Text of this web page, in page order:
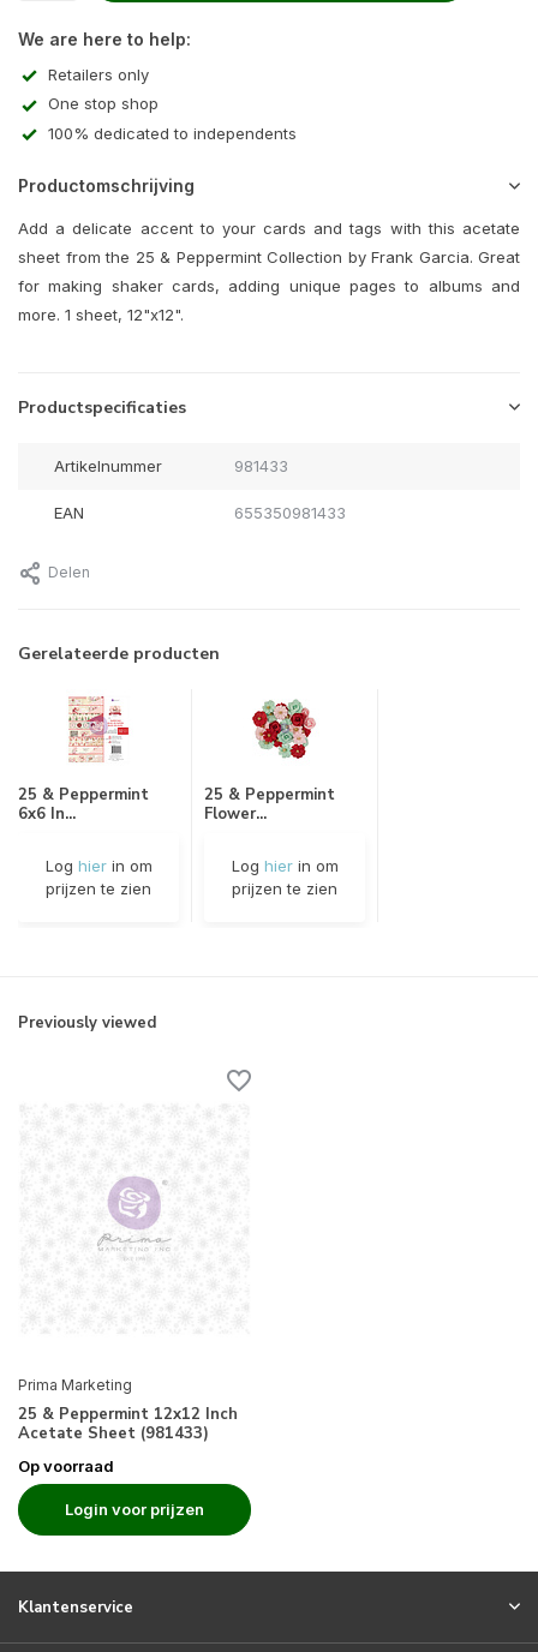
We are here to help:
Retailers only
One stop shop
100% dedicated to independents
Productomschrijving
Add a delicate accent to your cards and tags with this acetate
sheet from the 25 & Peppermint Collection by Frank Garcia. Great
for making shaker cards, adding unique pages to albums and
more. 1 sheet, 12"x12".
Productspecificaties
Artikelnummer 981433
EAN 655350981433
Delen
Gerelateerde producten
25 & Peppermint
6x6 In...
Log hierin om
prijzen te zien
25 & Peppermint
Flower...
Log hierin om
prijzen te zien
Previously viewed
Prima Marketing
25 & Peppermint 12x12 Inch
Acetate Sheet (981433)
Op voorraad
Login voor prijzen
Klantenservice